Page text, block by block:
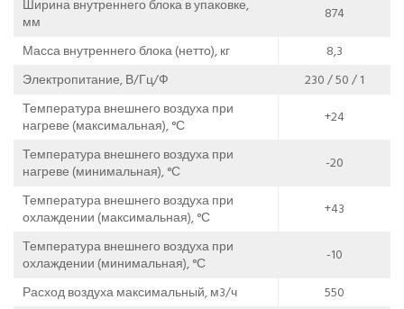
Ширина внутреннего блока в упаковке,
мм
874
Масса внутреннего блока (нетто), кг
8,3
Электропитание, В/Гц/Ф
230 / 50 / 1
Температура внешнего воздуха при
нагреве (максимальная), °С
+24
Температура внешнего воздуха при
нагреве (минимальная), °С
-20
Температура внешнего воздуха при
охлаждении (максимальная), °С
+43
Температура внешнего воздуха при
охлаждении (минимальная), °С
-10
Расход воздуха максимальный, м3/ч
550